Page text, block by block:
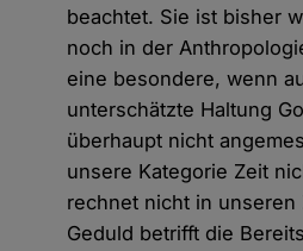
beachtet. Sie ist bisher
noch in der
eine besondere, wenn
unterschätzte Haltung
überhaupt nicht
unsere Kategorie Zeit
rechnet nicht in unseren
Geduld betrifft die